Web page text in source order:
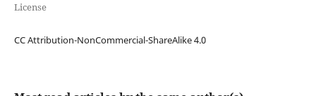
License
CC Attribution-NonCommercial-ShareAlike 4.0